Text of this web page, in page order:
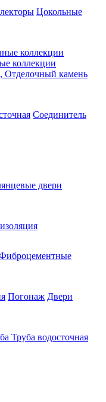
Цокольные
коллекции
коллекции
Отделочный камень
Соединитель
двери
Погонаж Двери
Труба водосточная